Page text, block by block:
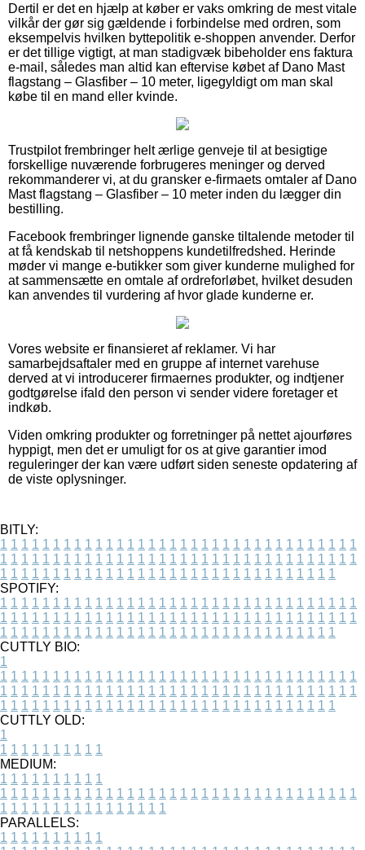
Dertil er det en hjælp at køber er vaks omkring de mest vitale
vilkår der gør sig gældende i forbindelse med ordren, som
eksempelvis hvilken byttepolitik e-shoppen anvender. Derfor
er det tillige vigtigt, at man stadigvæk bibeholder ens faktura
e-mail, således man altid kan eftervise købet af Dano Mast
flagstang – Glasfiber – 10 meter, ligegyldigt om man skal
købe til en mand eller kvinde.
Trustpilot frembringer helt ærlige genveje til at besigtige
forskellige nuværende forbrugeres meninger og derved
rekommanderer vi, at du gransker e-firmaets omtaler af Dano
Mast flagstang – Glasfiber – 10 meter inden du lægger din
bestilling.
Facebook frembringer lignende ganske tiltalende metoder til
at få kendskab til netshoppens kundetilfredshed. Herinde
møder vi mange e-butikker som giver kunderne mulighed for
at sammensætte en omtale af ordreforløbet, hvilket desuden
kan anvendes til vurdering af hvor glade kunderne er.
Vores website er finansieret af reklamer. Vi har
samarbejdsaftaler med en gruppe af internet varehuse
derved at vi introducerer firmaernes produkter, og indtjener
godtgørelse ifald den person vi sender videre foretager et
indkøb.
Viden omkring produkter og forretninger på nettet ajourføres
hyppigt, men det er umuligt for os at give garantier imod
reguleringer der kan være udført siden seneste opdatering af
de viste oplysninger.
BITLY:
1 1 1 1 1 1 1 1 1 1 1 1 1 1 1 1 1 1 1 1 1 1 1 1 1 1 1 1 1 1 1 1 1 1
1 1 1 1 1 1 1 1 1 1 1 1 1 1 1 1 1 1 1 1 1 1 1 1 1 1 1 1 1 1 1 1 1 1
1 1 1 1 1 1 1 1 1 1 1 1 1 1 1 1 1 1 1 1 1 1 1 1 1 1 1 1 1 1 1 1
SPOTIFY:
1 1 1 1 1 1 1 1 1 1 1 1 1 1 1 1 1 1 1 1 1 1 1 1 1 1 1 1 1 1 1 1 1 1
1 1 1 1 1 1 1 1 1 1 1 1 1 1 1 1 1 1 1 1 1 1 1 1 1 1 1 1 1 1 1 1 1 1
1 1 1 1 1 1 1 1 1 1 1 1 1 1 1 1 1 1 1 1 1 1 1 1 1 1 1 1 1 1 1 1
CUTTLY BIO:
1
1 1 1 1 1 1 1 1 1 1 1 1 1 1 1 1 1 1 1 1 1 1 1 1 1 1 1 1 1 1 1 1 1 1
1 1 1 1 1 1 1 1 1 1 1 1 1 1 1 1 1 1 1 1 1 1 1 1 1 1 1 1 1 1 1 1 1 1
1 1 1 1 1 1 1 1 1 1 1 1 1 1 1 1 1 1 1 1 1 1 1 1 1 1 1 1 1 1 1 1
CUTTLY OLD:
1
1 1 1 1 1 1 1 1 1 1
MEDIUM:
1 1 1 1 1 1 1 1 1 1
1 1 1 1 1 1 1 1 1 1 1 1 1 1 1 1 1 1 1 1 1 1 1 1 1 1 1 1 1 1 1 1 1 1
1 1 1 1 1 1 1 1 1 1 1 1 1 1 1 1
PARALLELS:
1 1 1 1 1 1 1 1 1 1